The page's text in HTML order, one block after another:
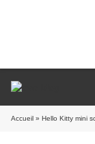
Accueil » Hello Kitty mini